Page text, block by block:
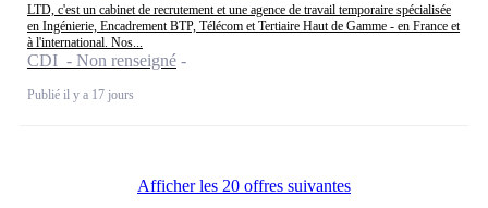
LTD, c'est un cabinet de recrutement et une agence de travail temporaire spécialisée
en Ingénierie, Encadrement BTP, Télécom et Tertiaire Haut de Gamme - en France et
à l'international. Nos...
CDI - Non renseigné
Publié il y a 17 jours
Afficher les 20 offres suivantes